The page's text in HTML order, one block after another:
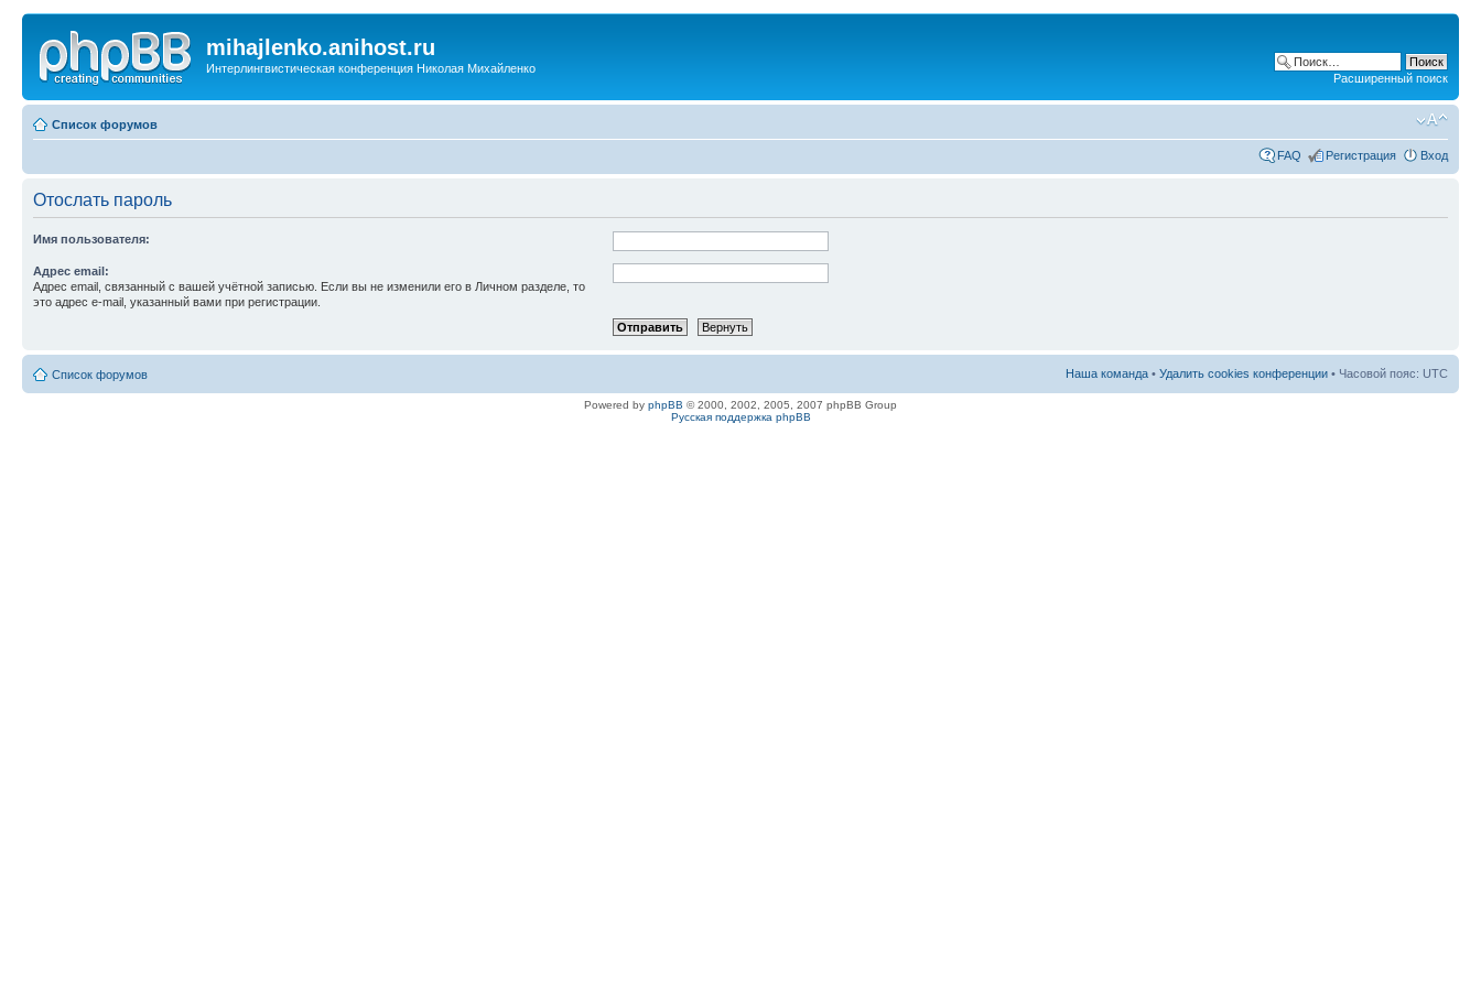
mihajlenko.anihost.ru
Интерлингвистическая конференция Николая Михайленко
Расширенный поиск
Список форумов
FAQ Регистрация Вход
Отослать пароль
Имя пользователя:
Адрес email:
Адрес email, связанный с вашей учётной записью. Если вы не изменили его в Личном разделе, то
это адрес e-mail, указанный вами при регистрации.
Список форумов Наша команда • Удалить cookies конференции • Часовой пояс: UTC
Powered by phpBB © 2000, 2002, 2005, 2007 phpBB Group
Русская поддержка phpBB